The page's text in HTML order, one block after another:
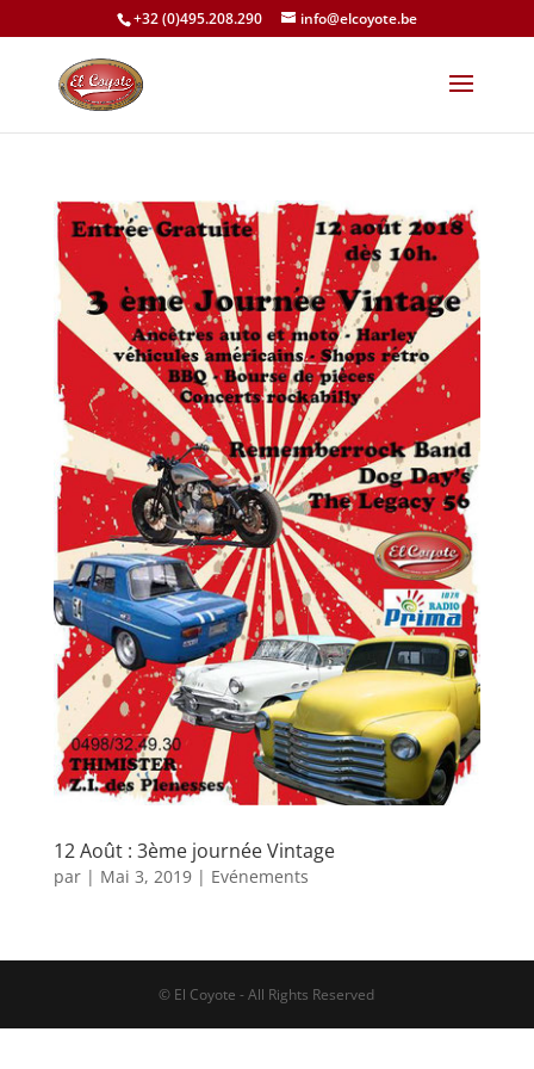
+32 (0)495.208.290 info@elcoyote.be
12 Août : 3ème journée Vintage
par | Mai 3, 2019| Evénements
© El Coyote - All Rights Reserved